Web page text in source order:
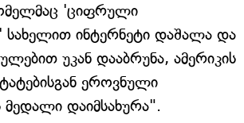
'ციფრული
სახელით ინტერნეტი დაშალა და
უკან დააბრუნა, ამერიკის
ეროვნული
დაიმსახურა".